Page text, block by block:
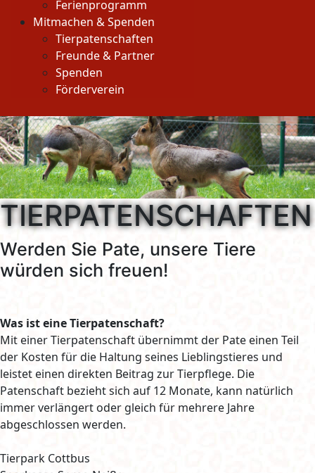
Ferienprogramm
Mitmachen & Spenden
Tierpatenschaften
Freunde & Partner
Spenden
Förderverein
TIERPATENSCHAFTEN
Werden Sie Pate, unsere Tiere
würden sich freuen!
Was ist eine Tierpatenschaft?
Mit einer Tierpatenschaft übernimmt der Pate einen Teil
der Kosten für die Haltung seines Lieblingstieres und
leistet einen direkten Beitrag zur Tierpflege. Die
Patenschaft bezieht sich auf 12 Monate, kann natürlich
immer verlängert oder gleich für mehrere Jahre
abgeschlossen werden.
Tierpark Cottbus